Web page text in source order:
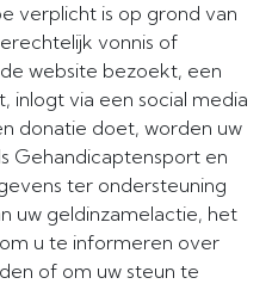
verplicht is op grond van
vonnis of
website bezoekt, een
inlogt via een social media
donatie doet, worden uw
Gehandicaptensport en
ter ondersteuning
uw geldinzamelactie, het
u te informeren over
of om uw steun te